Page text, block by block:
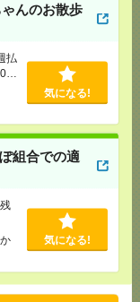
んのお散歩
払
気になる!
組合での適
気になる!
気になる！
験OK！内定
気になる！